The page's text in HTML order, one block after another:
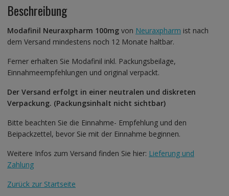
Beschreibung
Modafinil Neuraxpharm 100mg von Neuraxpharm ist nach
dem Versand mindestens noch 12 Monate haltbar.
Ferner erhalten Sie Modafinil inkl. Packungsbeilage,
Einnahmeempfehlungen und original verpackt.
Der Versand erfolgt in einer neutralen und diskreten
Verpackung. (Packungsinhalt nicht sichtbar)
Bitte beachten Sie die Einnahme- Empfehlung und den
Beipackzettel, bevor Sie mit der Einnahme beginnen.
Weitere Infos zum Versand finden Sie hier: Lieferung und
Zahlung
Zurück zur Startseite